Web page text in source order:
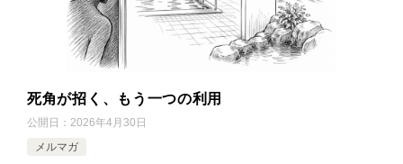
死角が招く、もう一つの利用
公開日： 2026年4月30日
メルマガ